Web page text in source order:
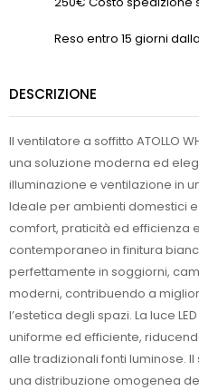
Reso entro 15 giorni
DESCRIZIONE
Il ventilatore a soffitto ATOLLO
una soluzione moderna ed
illuminazione e ventilazione in
Ideale per ambienti domestici
comfort, praticità ed efficienza
contemporaneo in finitura
perfettamente in soggiorni,
moderni, contribuendo a
l’estetica degli spazi. La luce
uniforme ed efficiente,
alle tradizionali fonti luminose.
una distribuzione omogenea